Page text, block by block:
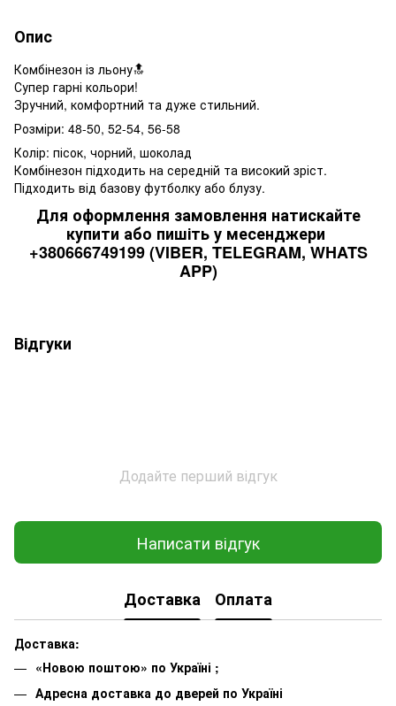
Опис
Комбінезон із льону🔝
Супер гарні кольори!
Зручний, комфортний та дуже стильний.
Розміри: 48-50, 52-54, 56-58
Колір: пісок, чорний, шоколад
Комбінезон підходить на середній та високий зріст.
Підходить від базову футболку або блузу.
Для оформлення замовлення натискайте
купити або пишіть у месенджери
+380666749199 (VIBER, TELEGRAM, WHATS
APP)
Відгуки
Додайте перший відгук
Написати відгук
Доставка Оплата
Доставка:
«Новою поштою» по Україні ;
Адресна доставка до дверей по Україні